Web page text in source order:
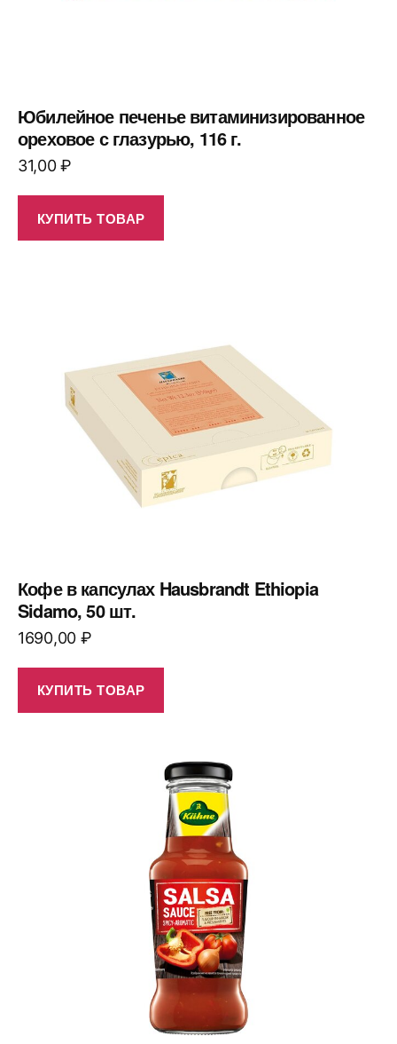
Юбилейное печенье витаминизированное
ореховое с глазурью, 116 г.
31,00₽
КУПИТЬ ТОВАР
Кофе в капсулах Hausbrandt Ethiopia
Sidamo, 50 шт.
1690,00 ₽
КУПИТЬ ТОВАР